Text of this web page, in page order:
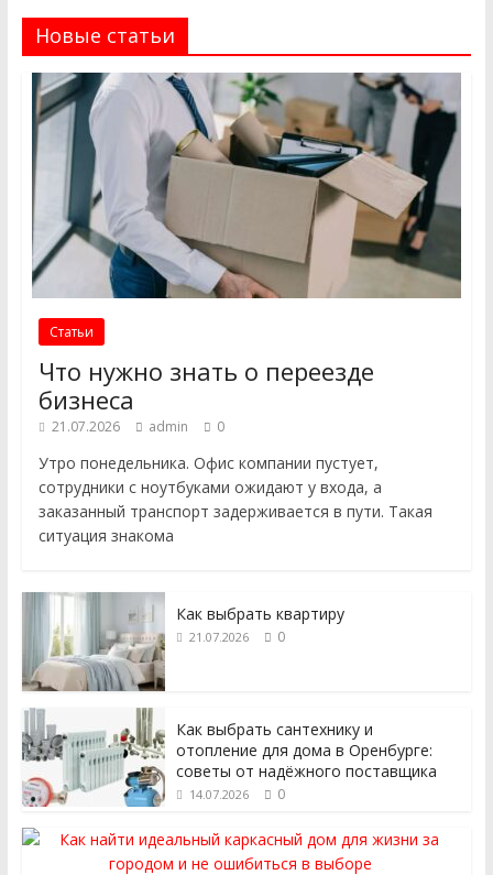
Новые статьи
Статьи
Что нужно знать о переезде
бизнеса
21.07.2026 admin 0
Утро понедельника. Офис компании пустует,
сотрудники с ноутбуками ожидают у входа, а
заказанный транспорт задерживается в пути. Такая
ситуация знакома
Как выбрать квартиру
21.07.2026 0
Как выбрать сантехнику и
отопление для дома в Оренбурге:
советы от надёжного поставщика
14.07.2026 0